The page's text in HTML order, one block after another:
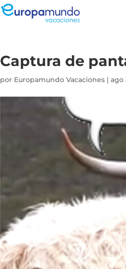
Captura de
por Europamundo Vacaciones |ago